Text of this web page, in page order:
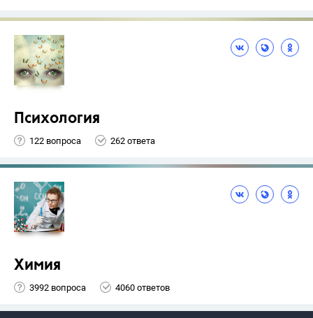
Психология
122 вопроса 262 ответа
Химия
3992 вопроса 4060 ответов